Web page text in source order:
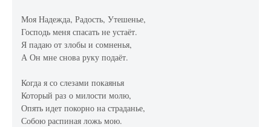
Моя Надежда, Радость, Утешенье,
Господь меня спасать не устаёт.
Я падаю от злобы и сомненья,
А Он мне снова руку подаёт.
Когда я со слезами покаянья
Который раз о милости молю,
Опять идет покорно на страданье,
Собою распиная ложь мою.